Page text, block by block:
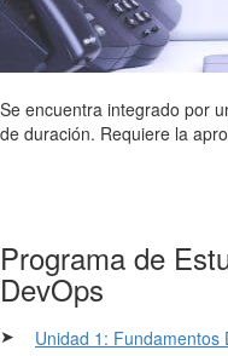
Se encuentra integrado por
de duración. Requiere la
Programa de
DevOps
➤
Unidad 1: Fundamentos